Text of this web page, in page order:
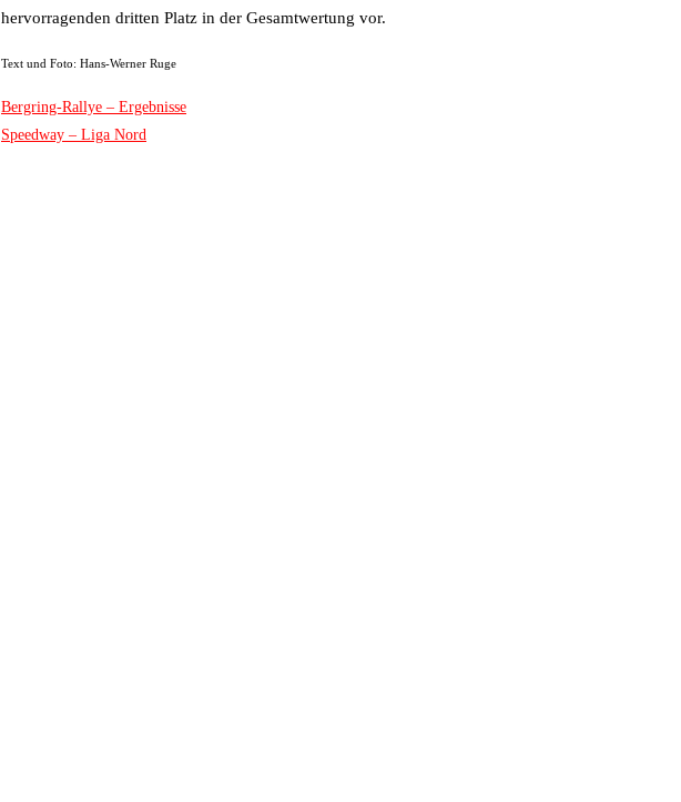
hervorragenden dritten Platz in der Gesamtwertung vor.
Text und Foto: Hans-Werner Ruge
Bergring-Rallye – Ergebnisse
Speedway – Liga Nord